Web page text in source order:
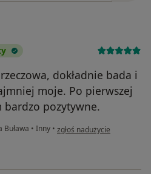
dokładnie bada i
moje. Po pierwszej
bardzo pozytywne.
Buława • Inny • w opinii użytkownika AK
zgłoś nadużycie